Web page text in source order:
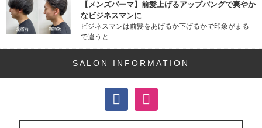
【メンズパーマ】前髪上げるアップバングで爽やか
なビジネスマンに
ビジネスマンは前髪をあげるか下げるかで印象がまる
で違うと...
SALON INFORMATION